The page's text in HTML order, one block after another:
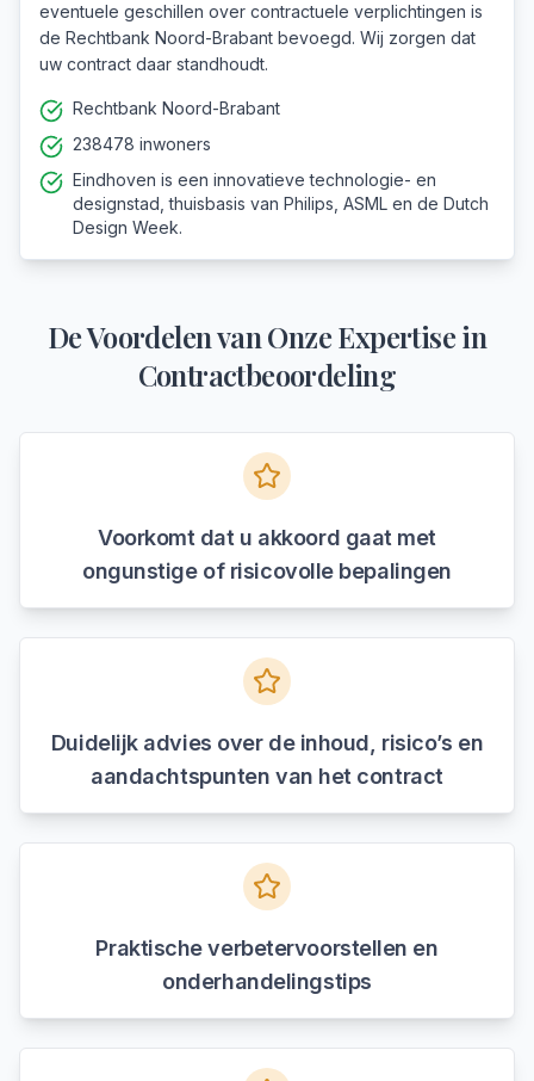
eventuele geschillen over contractuele verplichtingen is
de Rechtbank Noord-Brabant bevoegd. Wij zorgen dat
uw contract daar standhoudt.
Rechtbank Noord-Brabant
238478 inwoners
Eindhoven is een innovatieve technologie- en
designstad, thuisbasis van Philips, ASML en de Dutch
Design Week.
De Voordelen van Onze Expertise in
Contractbeoordeling
Voorkomt dat u akkoord gaat met
ongunstige of risicovolle bepalingen
Duidelijk advies over de inhoud, risico’s en
aandachtspunten van het contract
Praktische verbetervoorstellen en
onderhandelingstips